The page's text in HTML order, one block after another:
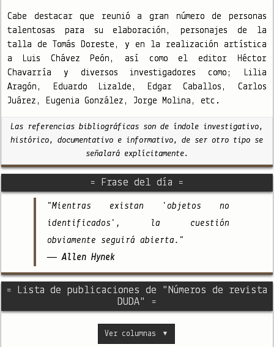
Cabe destacar que reunió a gran número de personas
talentosas para su elaboración, personajes de la
talla de Tomás Doreste, y en la realización artística
a Luis Chávez Peón, así como el editor Héctor
Chavarría y diversos investigadores como; Lilia
Aragón, Eduardo Lizalde, Edgar Caballos, Carlos
Juárez, Eugenia González, Jorge Molina, etc.
Las referencias bibliográficas son de índole investigativo,
histórico, documentativo e informativo, de ser otro tipo se
señalará explícitamente.
= Frase del día =
"Mientras existan 'objetos no
identificados', la cuestión
obviamente seguirá abierta."
— Allen Hynek
= Lista de publicaciones de "Números de revista
DUDA" =
Ver columnas ▼